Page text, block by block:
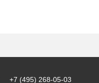
+7 (495) 268-05-03